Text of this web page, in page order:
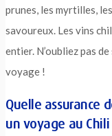
prunes, les myrtilles,
savoureux. Les vins
entier. N’oubliez pas
voyage !
Quelle assurance
un voyage au Chili